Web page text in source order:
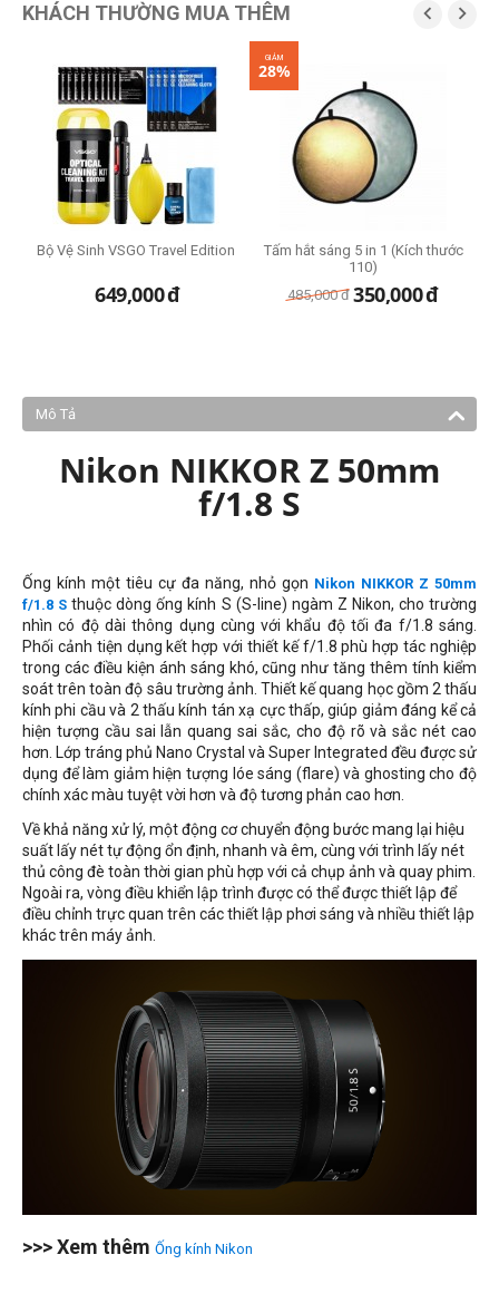
KHÁCH THƯỜNG MUA THÊM  
Bộ Vệ Sinh VSGO Travel Edition
649,000đ
GIẢM
28%
Tấm hắt sáng 5 in 1 (Kích thước
110)
485,000 đ 350,000đ
Mô Tả
Nikon NIKKOR Z 50mm
f/1.8 S
Ống kính một tiêu cự đa năng, nhỏ gọn Nikon NIKKOR Z 50mm
f/1.8 S thuộc dòng ống kính S (S-line) ngàm Z Nikon, cho trường
nhìn có độ dài thông dụng cùng với khẩu độ tối đa f/1.8 sáng.
Phối cảnh tiện dụng kết hợp với thiết kế f/1.8 phù hợp tác nghiệp
trong các điều kiện ánh sáng khó, cũng như tăng thêm tính kiểm
soát trên toàn độ sâu trường ảnh. Thiết kế quang học gồm 2 thấu
kính phi cầu và 2 thấu kính tán xạ cực thấp, giúp giảm đáng kể cả
hiện tượng cầu sai lẫn quang sai sắc, cho độ rõ và sắc nét cao
hơn. Lớp tráng phủ Nano Crystal và Super Integrated đều được sử
dụng để làm giảm hiện tượng lóe sáng (flare) và ghosting cho độ
chính xác màu tuyệt vời hơn và độ tương phản cao hơn.
Về khả năng xử lý, một động cơ chuyển động bước mang lại hiệu
suất lấy nét tự động ổn định, nhanh và êm, cùng với trình lấy nét
thủ công đè toàn thời gian phù hợp với cả chụp ảnh và quay phim.
Ngoài ra, vòng điều khiển lập trình được có thể được thiết lập để
điều chỉnh trực quan trên các thiết lập phơi sáng và nhiều thiết lập
khác trên máy ảnh.
>>> Xem thêm Ống kính Nikon